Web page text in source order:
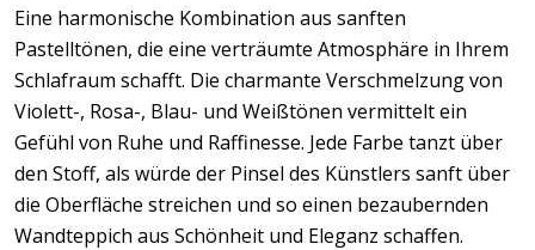
Eine harmonische Kombination aus sanften
Pastelltönen, die eine verträumte Atmosphäre in Ihrem
Schlafraum schafft. Die charmante Verschmelzung von
Violett-, Rosa-, Blau- und Weißtönen vermittelt ein
Gefühl von Ruhe und Raffinesse. Jede Farbe tanzt über
den Stoff, als würde der Pinsel des Künstlers sanft über
die Oberfläche streichen und so einen bezaubernden
Wandteppich aus Schönheit und Eleganz schaffen.